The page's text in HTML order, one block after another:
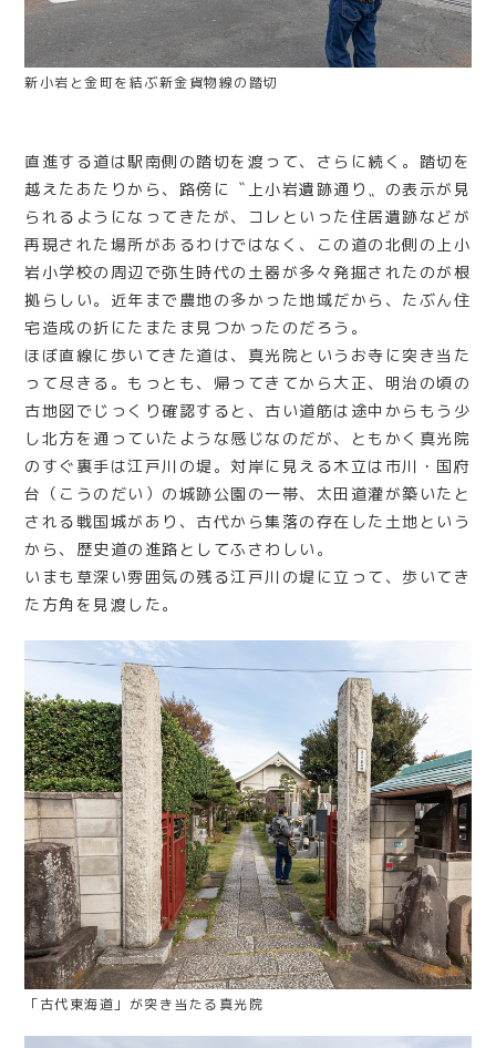
新小岩と金町を結ぶ新金貨物線の踏切
直進する道は駅南側の踏切を渡って、さらに続く。踏切を
越えたあたりから、路傍に〝上小岩遺跡通り〟の表示が見
られるようになってきたが、コレといった住居遺跡などが
再現された場所があるわけではなく、この道の北側の上小
岩小学校の周辺で弥生時代の土器が多々発掘されたのが根
拠らしい。近年まで農地の多かった地域だから、たぶん住
宅造成の折にたまたま見つかったのだろう。
ほぼ直線に歩いてきた道は、真光院というお寺に突き当た
って尽きる。もっとも、帰ってきてから大正、明治の頃の
古地図でじっくり確認すると、古い道筋は途中からもう少
し北方を通っていたような感じなのだが、ともかく真光院
のすぐ裏手は江戸川の堤。対岸に見える木立は市川・国府
台（こうのだい）の城跡公園の一帯、太田道灌が築いたと
される戦国城があり、古代から集落の存在した土地という
から、歴史道の進路としてふさわしい。
いまも草深い雰囲気の残る江戸川の堤に立って、歩いてき
た方角を見渡した。
「古代東海道」が突き当たる真光院